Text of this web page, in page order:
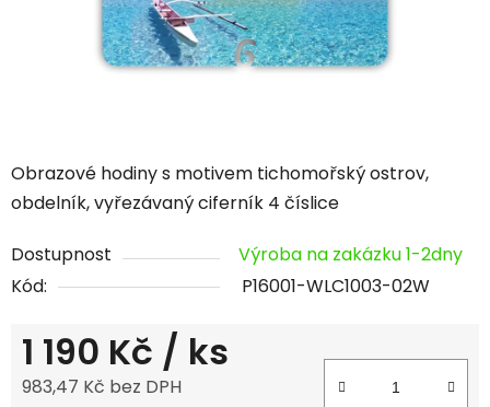
Obrazové hodiny s motivem tichomořský ostrov,
obdelník, vyřezávaný ciferník 4 číslice
Dostupnost
Výroba na zakázku 1-2dny
Kód:
P16001-WLC1003-02W
1 190 Kč / ks
983,47 Kč bez DPH